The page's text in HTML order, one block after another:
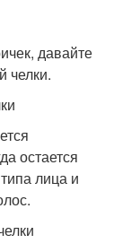
давайте
челки.
остается
лица и